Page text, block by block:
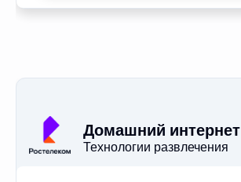
Домашний интернет
Технологии развлечения